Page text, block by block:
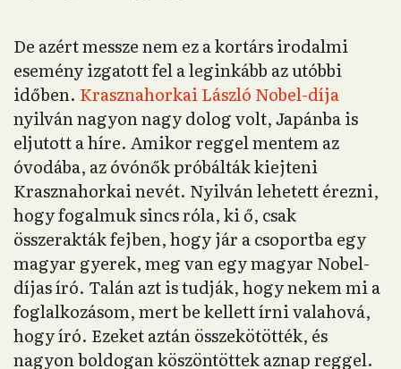
De azért messze nem ez a kortárs irodalmi
esemény izgatott fel a leginkább az utóbbi
időben. Krasznahorkai László Nobel-díja
nyilván nagyon nagy dolog volt, Japánba is
eljutott a híre. Amikor reggel mentem az
óvodába, az óvónők próbálták kiejteni
Krasznahorkai nevét. Nyilván lehetett érezni,
hogy fogalmuk sincs róla, ki ő, csak
összerakták fejben, hogy jár a csoportba egy
magyar gyerek, meg van egy magyar Nobel-
díjas író. Talán azt is tudják, hogy nekem mi a
foglalkozásom, mert be kellett írni valahová,
hogy író. Ezeket aztán összekötötték, és
nagyon boldogan köszöntöttek aznap reggel.